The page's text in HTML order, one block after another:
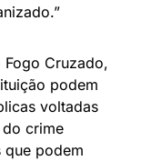
Cruzado,
podem
voltadas
do crime
que podem